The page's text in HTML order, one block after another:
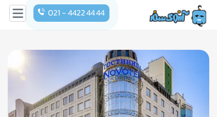
021 - 4422 44 44